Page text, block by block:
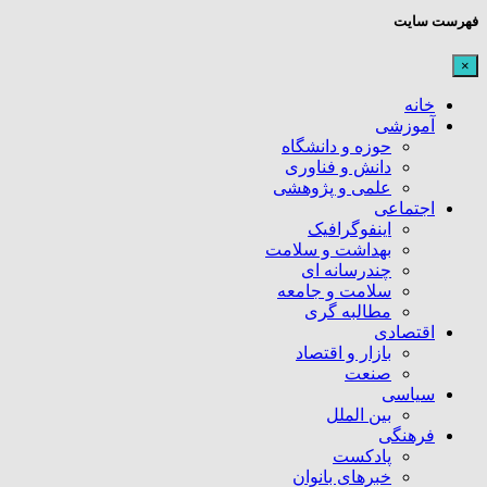
فهرست سایت
×
خانه
آموزشی
حوزه و دانشگاه
دانش و فناوری
علمی و پژوهشی
اجتماعی
اینفوگرافیک
بهداشت و سلامت
چندرسانه ای
سلامت و جامعه
مطالبه گری
اقتصادی
بازار و اقتصاد
صنعت
سیاسی
بین الملل
فرهنگی
پادکست
خبرهای بانوان